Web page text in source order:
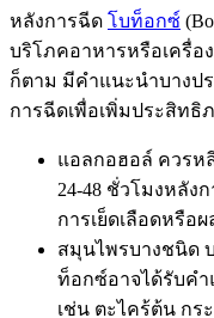
หลังการฉีด โบท็อกซ์
บริโภคอาหารหรือเครื่อ
ก็ตาม มีคำแนะนำบางป
การฉีดเพื่อเพิ่มประสิทธิ
แอลกอฮอล์ ควรห
24-48 ชั่วโมงหลัง
การเย็ดเลือดหรือ
สมุนไพรบางชนิด
ท็อกซ์อาจได้รับค
เช่น ตะไคร้ต้น กร